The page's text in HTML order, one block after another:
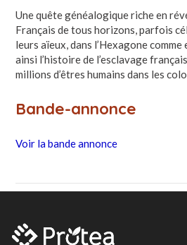
Une quête généalogique riche en
Français de tous horizons, parfois
leurs aïeux, dans l’Hexagone
ainsi l’histoire de l’esclavage
millions d’êtres humains dans les
Bande-annonce
Voir la bande annonce